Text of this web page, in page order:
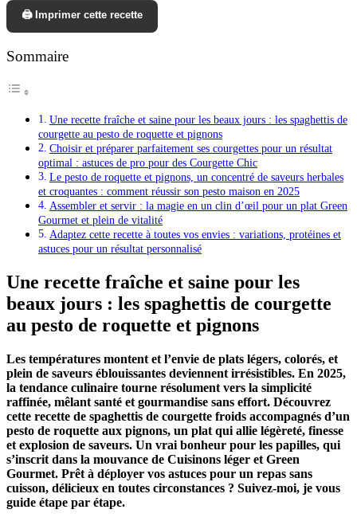
🖨️ Imprimer cette recette
Sommaire
Une recette fraîche et saine pour les beaux jours : les spaghettis de
courgette au pesto de roquette et pignons
Choisir et préparer parfaitement ses courgettes pour un résultat
optimal : astuces de pro pour des Courgette Chic
Le pesto de roquette et pignons, un concentré de saveurs herbales
et croquantes : comment réussir son pesto maison en 2025
Assembler et servir : la magie en un clin d’œil pour un plat Green
Gourmet et plein de vitalité
Adaptez cette recette à toutes vos envies : variations, protéines et
astuces pour un résultat personnalisé
Une recette fraîche et saine pour les
beaux jours : les spaghettis de courgette
au pesto de roquette et pignons
Les températures montent et l’envie de plats légers, colorés, et
plein de saveurs éblouissantes deviennent irrésistibles. En 2025,
la tendance culinaire tourne résolument vers la simplicité
raffinée, mêlant santé et gourmandise sans effort. Découvrez
cette recette de spaghettis de courgette froids accompagnés d’un
pesto de roquette aux pignons, un plat qui allie légèreté, finesse
et explosion de saveurs. Un vrai bonheur pour les papilles, qui
s’inscrit dans la mouvance de Cuisinons léger et Green
Gourmet. Prêt à déployer vos astuces pour un repas sans
cuisson, délicieux en toutes circonstances ? Suivez-moi, je vous
guide étape par étape.